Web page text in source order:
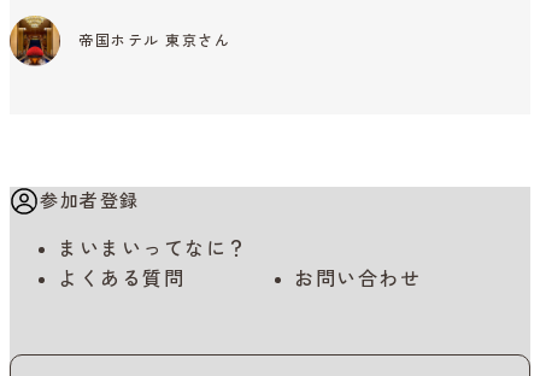
帝国ホテル 東京さん
参加者登録
まいまいってなに？
よくある質問
お問い合わせ